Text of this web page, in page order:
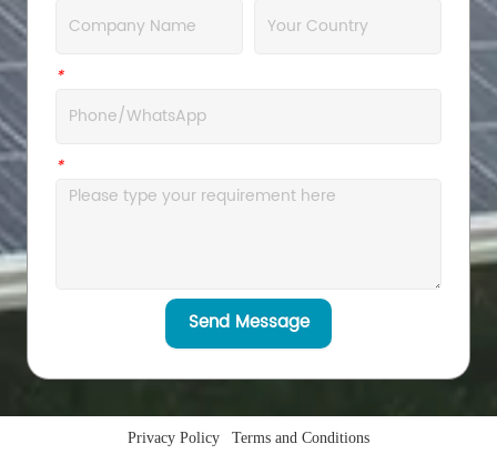
*WhatsApp
*Message
Send Message
Privacy Policy Terms and Conditions